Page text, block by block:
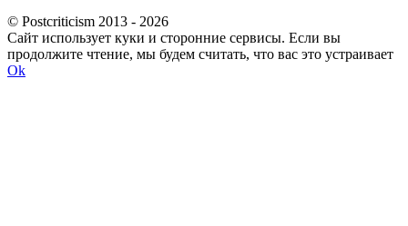
© Postcriticism 2013 - 2026
Сайт использует куки и сторонние сервисы. Если вы
продолжите чтение, мы будем считать, что вас это устраивает
Ok